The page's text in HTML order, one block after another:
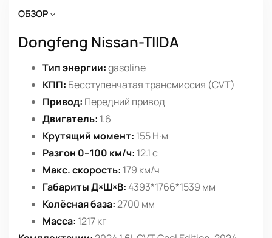
ОБЗОР
Dongfeng Nissan-TIIDA
Тип энергии:gasoline
КПП: Бесступенчатая трансмиссия (CVT)
Привод: Передний привод
Двигатель: 1.6
Крутящий момент: 155 Н·м
Разгон 0–100 км/ч: 12.1 с
Макс. скорость: 179 км/ч
Габариты Д×Ш×В: 4393*1766*1539 мм
Колёсная база:2700 мм
Масса: 1217 кг